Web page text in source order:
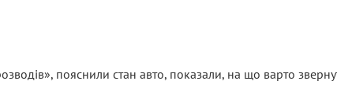
пояснили стан авто, показали, на що варто